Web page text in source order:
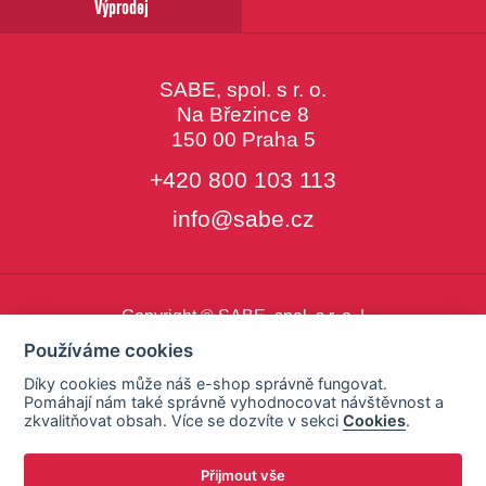
Výprodej
SABE, spol. s r. o.
Na Březince 8
150 00 Praha 5
+420 800 103 113
info@sabe.cz
Copyright © SABE, spol. s r. o. |
Používáme cookies
Díky cookies může náš e-shop správně fungovat.
Pomáhají nám také správně vyhodnocovat návštěvnost a
zkvalitňovat obsah. Více se dozvíte v sekciCookies.
Přijmout vše